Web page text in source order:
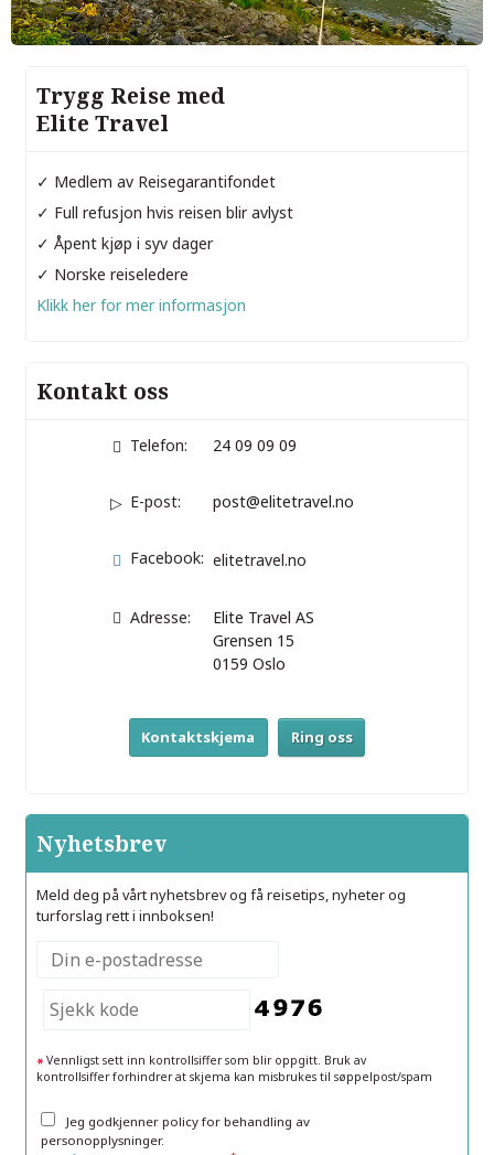
Trygg Reise med
Elite Travel
✓ Medlem av Reisegarantifondet
✓ Full refusjon hvis reisen blir avlyst
✓ Åpent kjøp i syv dager
✓ Norske reiseledere
Klikk her for mer informasjon
Kontakt oss
Telefon: 24 09 09 09
E-post: post@elitetravel.no
Facebook: elitetravel.no
Adresse:
Elite Travel AS
Grensen 15
0159 Oslo
Kontaktskjema Ring oss
Nyhetsbrev
Meld deg på vårt nyhetsbrev og få reisetips, nyheter og
turforslag rett i innboksen!
Vennligst sett inn kontrollsiffer som blir oppgitt. Bruk av
kontrollsiffer forhindrer at skjema kan misbrukes til søppelpost/spam
Jeg godkjenner policy for behandling av
personopplysninger.